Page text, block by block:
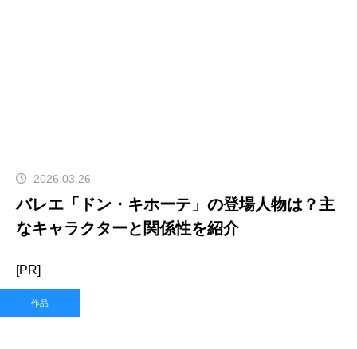
2026.03.26
バレエ「ドン・キホーテ」の登場人物は？主
なキャラクターと関係性を紹介
[PR]
作品